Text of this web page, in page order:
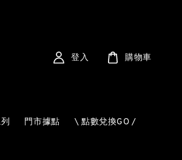
門市據點 \ 點數兌換GO /
登入 購物車